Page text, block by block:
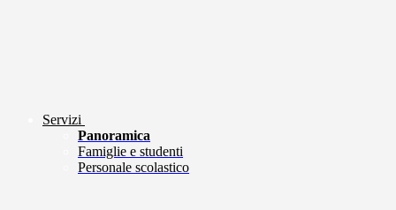
Servizi
Panoramica
Famiglie e studenti
Personale scolastico